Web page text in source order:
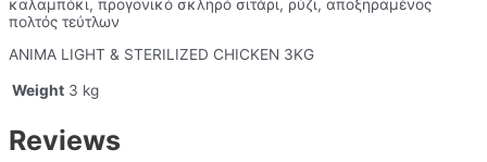
καλαμπόκι, προγονικό σκληρό σιτάρι, ρύζι, αποξηραμένος
πολτός τεύτλων
ANIMA LIGHT & STERILIZED CHICKEN 3KG
Weight 3 kg
Reviews